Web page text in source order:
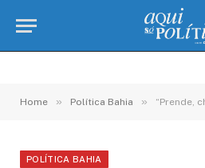
Home » Política Bahia » “Prende, chega lá a
POLÍTICA BAHIA